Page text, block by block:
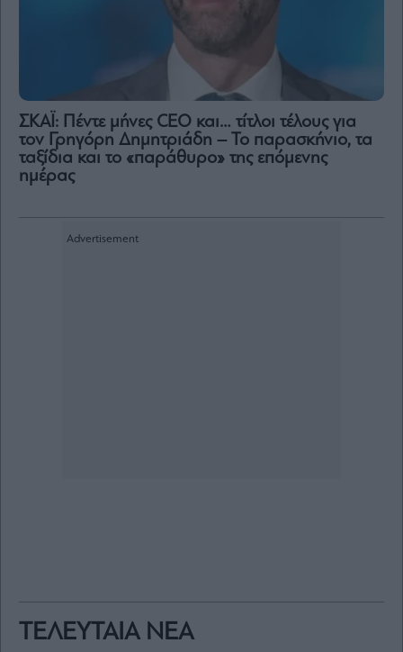
ΤΕΛΕΥΤΑΙΑ ΝΕΑ
ΣΚΑΪ: Πέντε μήνες CEO και… τίτλοι τέλους για
τον Γρηγόρη Δημητριάδη – Το παρασκήνιο, τα
ταξίδια και το «παράθυρο» της επόμενης
ημέρας